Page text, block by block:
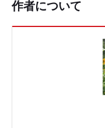
作者について